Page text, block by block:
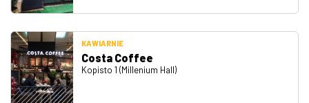
KAWIARNIE
Costa Coffee
Kopisto 1 (Millenium Hall)